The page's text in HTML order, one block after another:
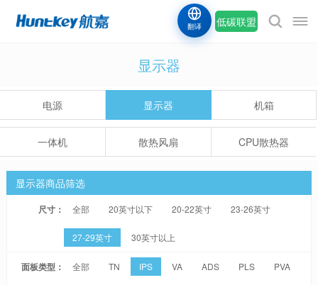
低碳联盟
翻译
显示器
电源 显示器 机箱
一体机 散热风扇 CPU散热器
显示器商品筛选
尺寸： 全部 20英寸以下 20-22英寸 23-26英寸
27-29英寸 30英寸以上
面板类型： 全部 TN IPS VA ADS PLS PVA